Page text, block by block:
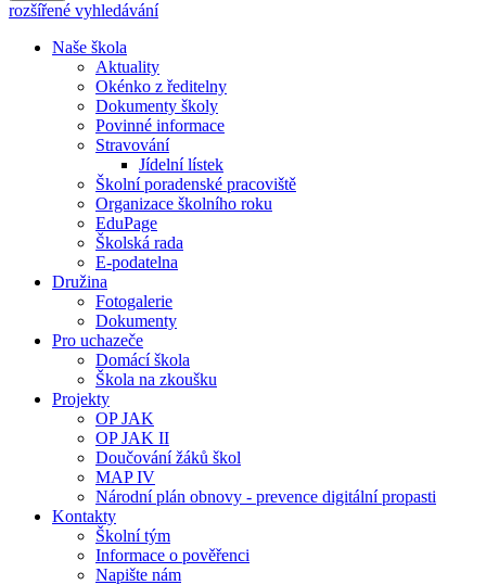
rozšířené vyhledávání
Naše škola
Aktuality
Okénko z ředitelny
Dokumenty školy
Povinné informace
Stravování
Jídelní lístek
Školní poradenské pracoviště
Organizace školního roku
EduPage
Školská rada
E-podatelna
Družina
Fotogalerie
Dokumenty
Pro uchazeče
Domácí škola
Škola na zkoušku
Projekty
OP JAK
OP JAK II
Doučování žáků škol
MAP IV
Národní plán obnovy - prevence digitální propasti
Kontakty
Školní tým
Informace o pověřenci
Napište nám